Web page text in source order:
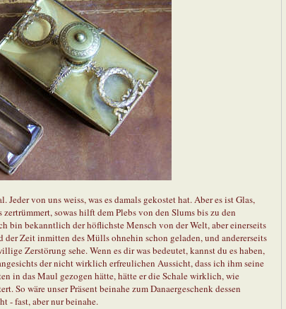
von uns weiss, was es damals gekostet hat. Aber es ist Glas,
sowas hilft dem Plebs von den Slums bis zu den
bin bekanntlich der höflichste Mensch von der Welt, aber einerseits
der Zeit inmitten des Mülls ohnehin schon geladen, und andererseits
Zerstörung sehe. Wenn es dir was bedeutet, kannst du es haben,
der nicht wirklich erfreulichen Aussicht, dass ich ihm seine
in das Maul gezogen hätte, hätte er die Schale wirklich, wie
So wäre unser Präsent beinahe zum Danaergeschenk dessen
- fast, aber nur beinahe.